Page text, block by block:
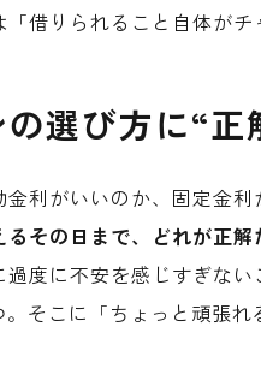
借りられること自体がチ
選び方に“正
利がいいのか、固定金利
その日まで、どれが正
度に不安を感じすぎな
そこに「ちょっと頑張